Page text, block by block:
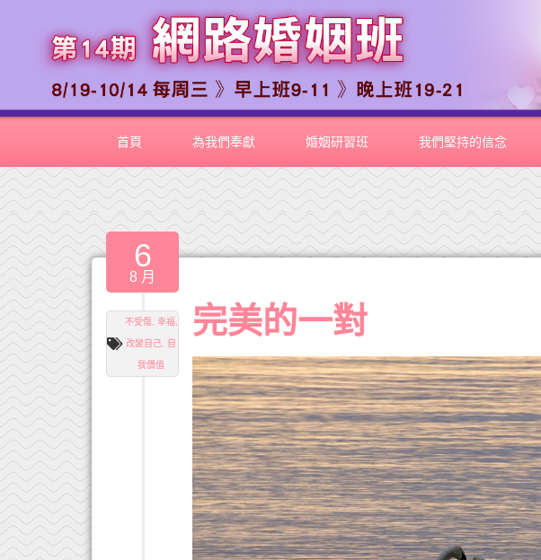
首頁 為我們奉獻 婚姻研習班 我們堅持的信念
6
8 月
不受傷, 幸福,
改變自己 自
我價值
完美的一對